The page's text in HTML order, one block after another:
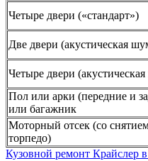
Четыре двери («стандарт»)
Две двери (акустическая
Четыре двери
Пол или арки (передние и
или багажник
Моторный отсек (со
торпедо)
Кузовной ремонт Крайслер